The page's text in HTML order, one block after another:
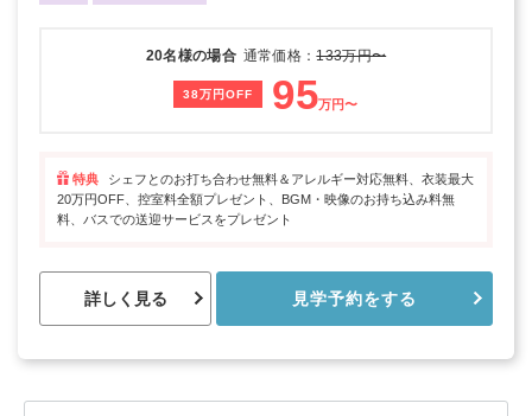
20名様の場合 通常価格：133万円〜
38万円OFF 95万円〜
特典
シェフとのお打ち合わせ無料＆アレルギー対応無料、衣装最大
20万円OFF、控室料全額プレゼント、BGM・映像のお持ち込み料無
料、バスでの送迎サービスをプレゼント
詳しく見る 見学予約をする